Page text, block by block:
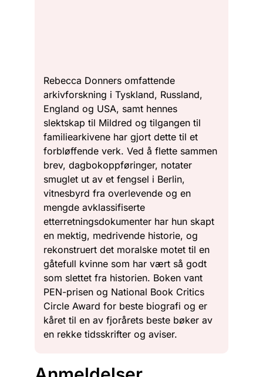
Rebecca Donners omfattende
arkivforskning i Tyskland, Russland,
England og USA, samt hennes
slektskap til Mildred og tilgangen til
familiearkivene har gjort dette til et
forbløffende verk. Ved å flette sammen
brev, dagbokoppføringer, notater
smuglet ut av et fengsel i Berlin,
vitnesbyrd fra overlevende og en
mengde avklassifiserte
etterretningsdokumenter har hun skapt
en mektig, medrivende historie, og
rekonstruert det moralske motet til en
gåtefull kvinne som har vært så godt
som slettet fra historien. Boken vant
PEN-prisen og National Book Critics
Circle Award for beste biografi og er
kåret til en av fjorårets beste bøker av
en rekke tidsskrifter og aviser.